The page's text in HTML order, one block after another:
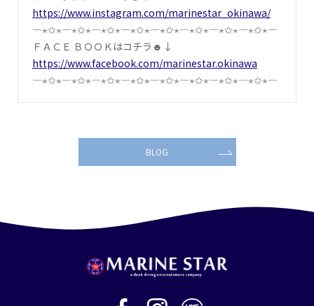
https://www.instagram.com/marinestar_okinawa/
―⋆✩⋆―⋆✩⋆―⋆✩⋆―⋆✩⋆―⋆✩⋆―⋆✩⋆―⋆✩⋆―⋆✩⋆―
ＦＡＣＥ ＢＯＯＫはコチラ☻↓
https://www.facebook.com/marinestar.okinawa
―⋆✩⋆―⋆✩⋆―⋆✩⋆―⋆✩⋆―⋆✩⋆―⋆✩⋆―⋆✩⋆―⋆✩⋆―
BLOG